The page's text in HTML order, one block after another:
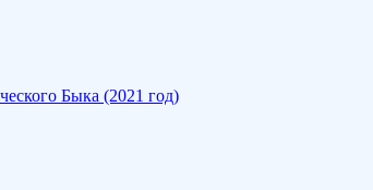
Быка (2021 год)